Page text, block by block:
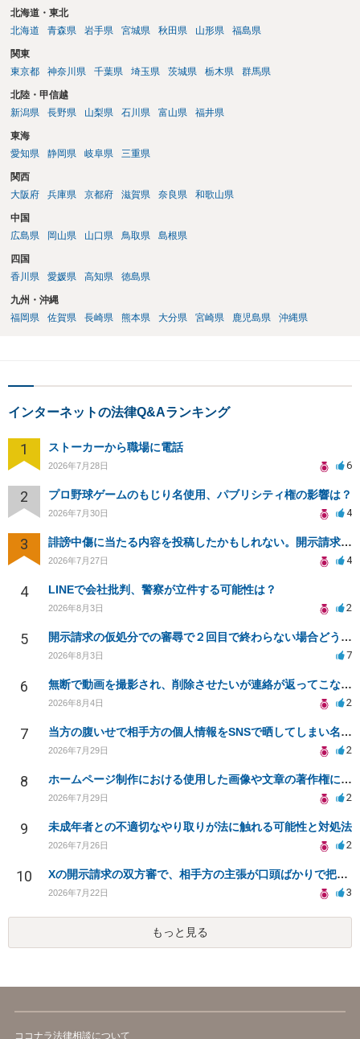
北海道・東北
北海道
青森県 岩手県 宮城県 秋田県 山形県 福島県
関東
東京都
神奈川県 千葉県 埼玉県 茨城県 栃木県 群馬県
北陸・甲信越
新潟県
長野県 山梨県 石川県 富山県 福井県
東海
愛知県
静岡県 岐阜県 三重県
関西
大阪府
兵庫県 京都府 滋賀県 奈良県 和歌山県
中国
広島県
岡山県 山口県 鳥取県 島根県
四国
香川県
愛媛県 高知県 徳島県
九州・沖縄
福岡県
佐賀県 長崎県 熊本県 大分県 宮崎県 鹿児島県 沖縄県
インターネットの法律Q&Aランキング
1 ストーカーから職場に電話
2026年7月28日 6
2 プロ野球ゲームのもじり名使用、パブリシティ権の影響は？
2026年7月30日 4
3 誹謗中傷に当たる内容を投稿したかもしれない。開示請求や民事刑事裁判に発展しうるのか教えて欲しい。
2026年7月27日 4
4 LINEで会社批判、警察が立件する可能性は？
2026年8月3日 2
5 開示請求の仮処分での審尋で２回目で終わらない場合どうしたらいいですか
2026年8月3日 7
6 無断で動画を撮影され、削除させたいが連絡が返ってこない。
2026年8月4日 2
7 当方の腹いせで相手方の個人情報をSNSで晒してしまい名誉毀損させてしまったかもしれない
2026年7月29日 2
8 ホームページ制作における使用した画像や文章の著作権について
2026年7月29日 2
9 未成年者との不適切なやり取りが法に触れる可能性と対処法
2026年7月26日 2
10 Xの開示請求の双方審で、相手方の主張が口頭ばかりで把握しきれません
2026年7月22日 3
もっと見る
ココナラ法律相談について